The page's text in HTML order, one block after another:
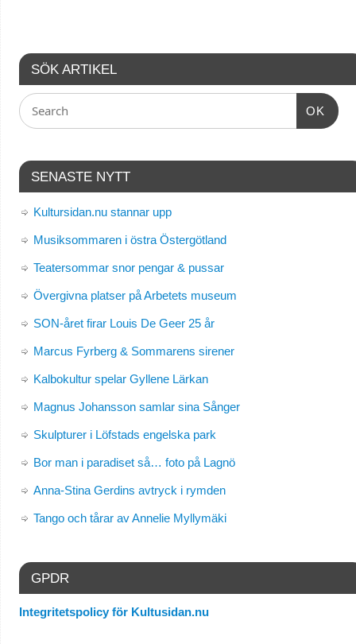
SÖK ARTIKEL
OK
SENASTE NYTT
Kultursidan.nu stannar upp
Musiksommaren i östra Östergötland
Teatersommar snor pengar & pussar
Övergivna platser på Arbetets museum
SON-året firar Louis De Geer 25 år
Marcus Fyrberg & Sommarens sirener
Kalbokultur spelar Gyllene Lärkan
Magnus Johansson samlar sina Sånger
Skulpturer i Löfstads engelska park
Bor man i paradiset så… foto på Lagnö
Anna-Stina Gerdins avtryck i rymden
Tango och tårar av Annelie Myllymäki
GPDR
Integritetspolicy för Kultusidan.nu